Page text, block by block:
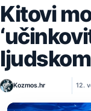
Kitovi
ljudskom
Kozmos.hr 12.